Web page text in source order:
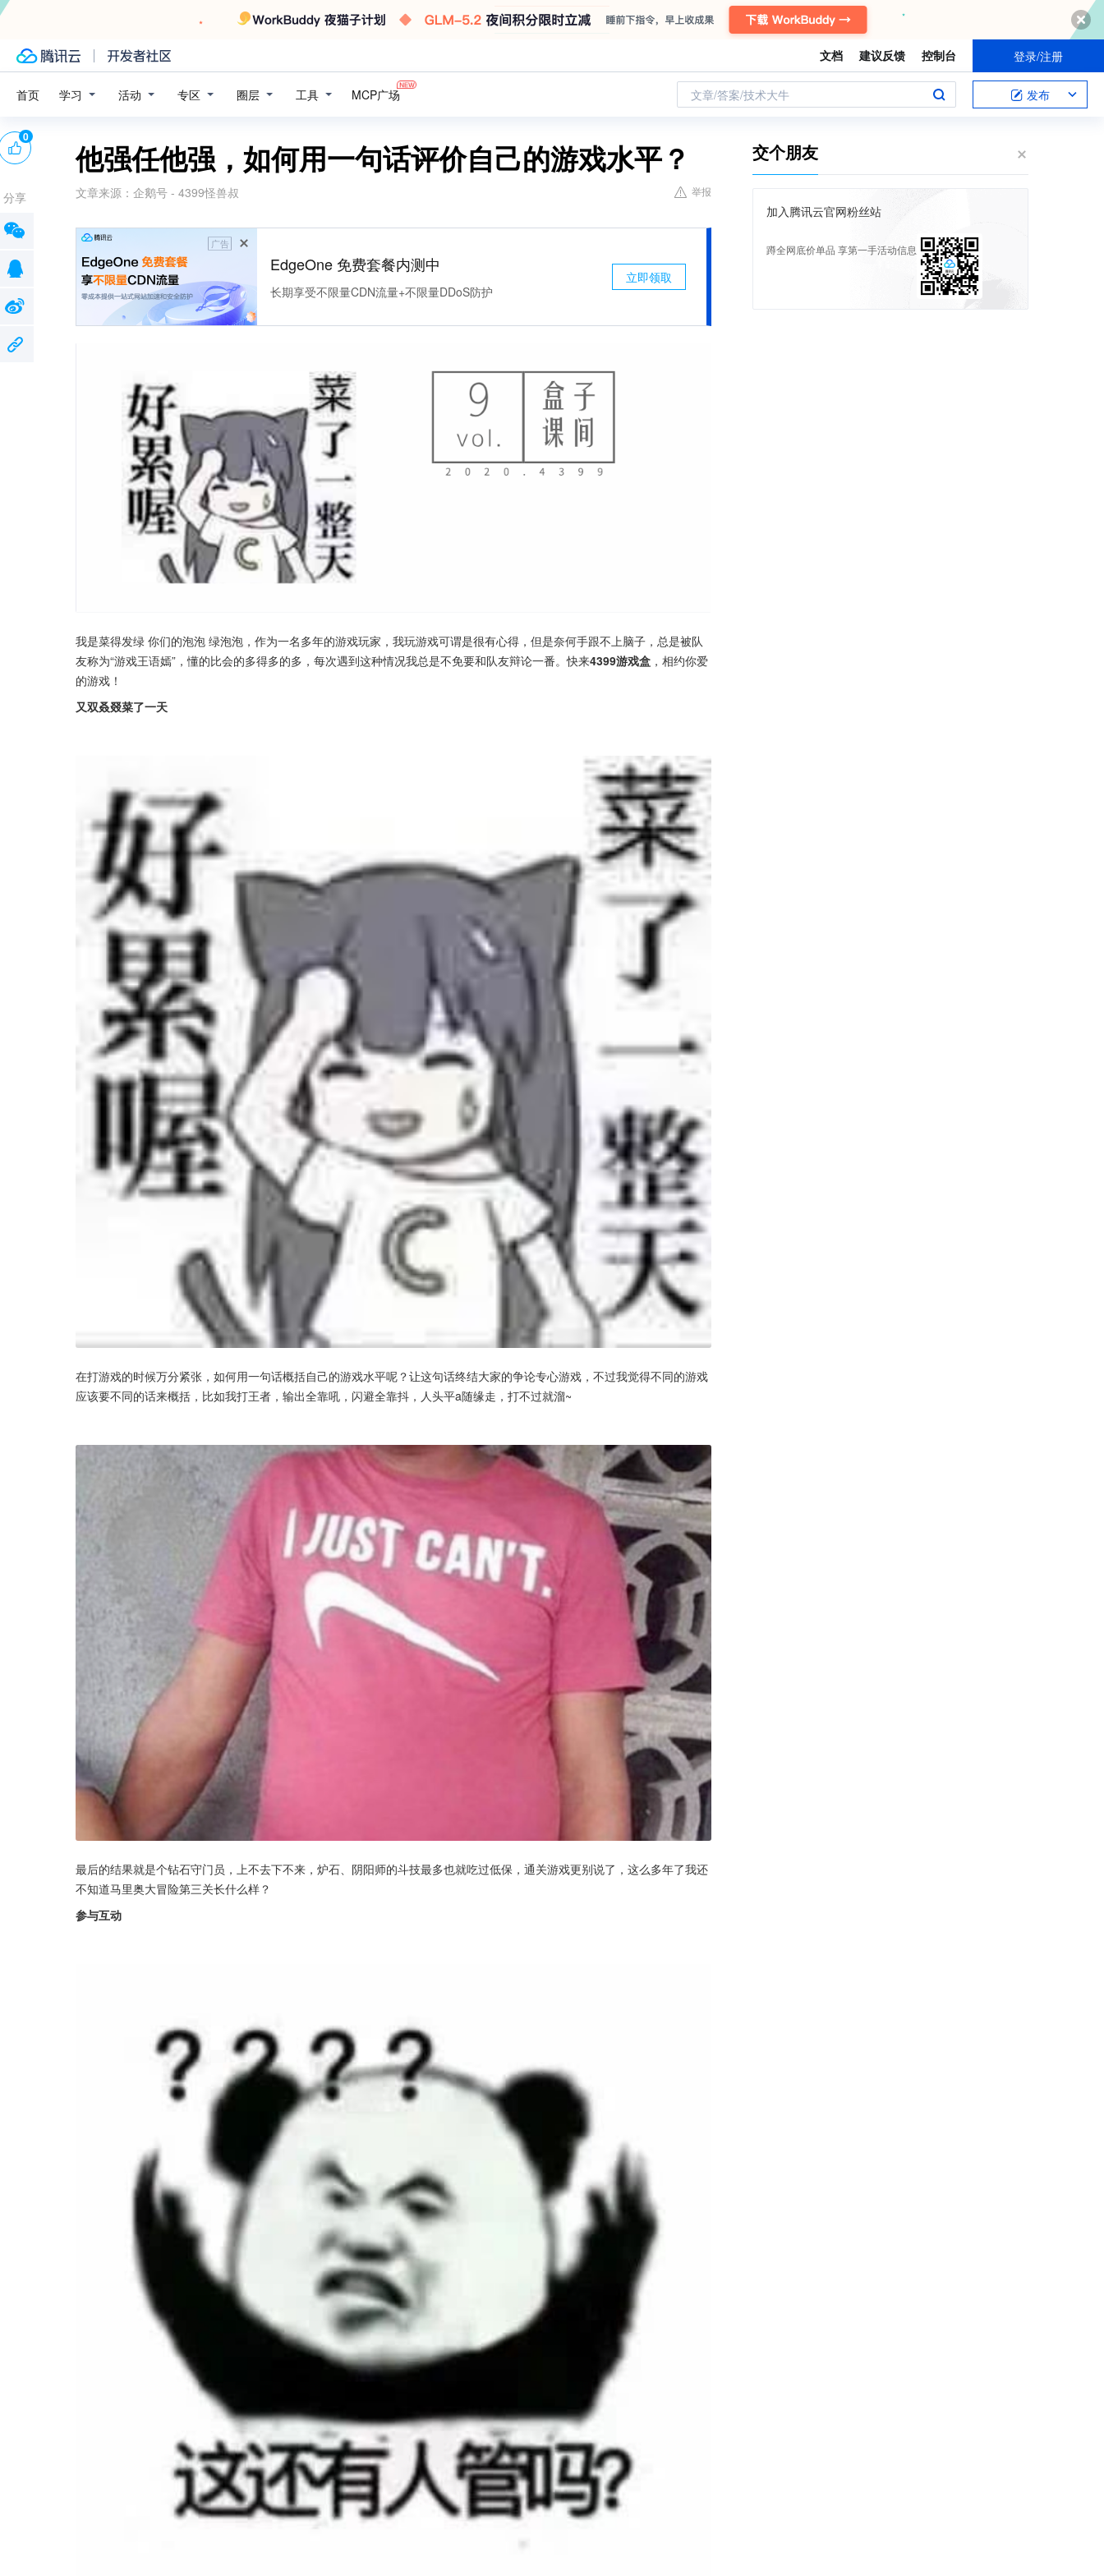
文档 建议反馈 控制台 登录/注册
首页 学习 活动 专区 圈层 工具 MCP广场 文章/答案/技术大牛 发布
他强任他强，如何用一句话评价自己的游戏水平？
文章来源： 企鹅号 - 4399怪兽叔 举报
广告
EdgeOne 免费套餐内测中
长期享受不限量CDN流量+不限量DDoS防护
立即领取
我是菜得发绿 你们的泡泡 绿泡泡，作为一名多年的游戏玩家，我玩游戏可谓是很有心得，但是奈何手跟不上脑子，总是被队
友称为“游戏王语嫣”，懂的比会的多得多的多，每次遇到这种情况我总是不免要和队友辩论一番。快来4399游戏盒 ，相约你爱
的游戏！
又双叒叕菜了一天
在打游戏的时候万分紧张，如何用一句话概括自己的游戏水平呢？让这句话终结大家的争论专心游戏，不过我觉得不同的游戏
应该要不同的话来概括，比如我打王者，输出全靠吼，闪避全靠抖，人头平a随缘走，打不过就溜~
最后的结果就是个钻石守门员，上不去下不来，炉石、阴阳师的斗技最多也就吃过低保，通关游戏更别说了，这么多年了我还
不知道马里奥大冒险第三关长什么样？
参与互动
0
分享
交个朋友
加入腾讯云官网粉丝站
蹲全网底价单品 享第一手活动信息